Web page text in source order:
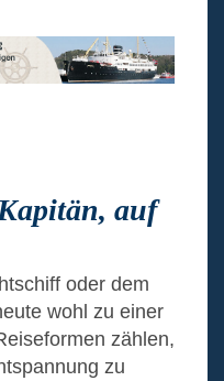
auf
oder dem
wohl zu einer
zählen,
zu